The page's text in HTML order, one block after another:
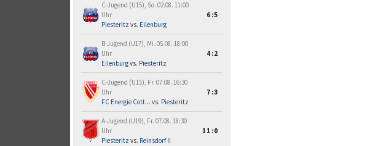
C-Jugend (U15), So. 02.08. 11:00
Uhr
Piesteritz vs. Eilenburg
6:5
B-Jugend (U17), Mi. 05.08. 18:00
Uhr
Eilenburgvs. Piesteritz
4:2
C-Jugend (U15), Fr. 07.08. 16:30
Uhr
FC Energie Cott... vs. Piesteritz
7:3
A-Jugend (U19), Fr. 07.08. 18:30
Uhr
Piesteritz vs. Reinsdorf II
11:0